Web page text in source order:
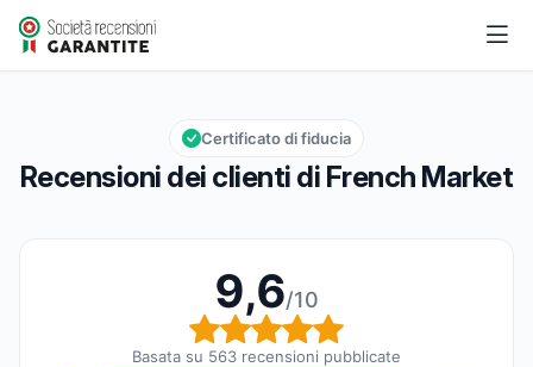
French Market
Valutazione globale: 9,6 su 10
9,6/10
Recensioni dei clienti di French Market
Certificato di fiducia
9,6/10
Valutazione globale:
Basata su 563 recensioni pubblicate